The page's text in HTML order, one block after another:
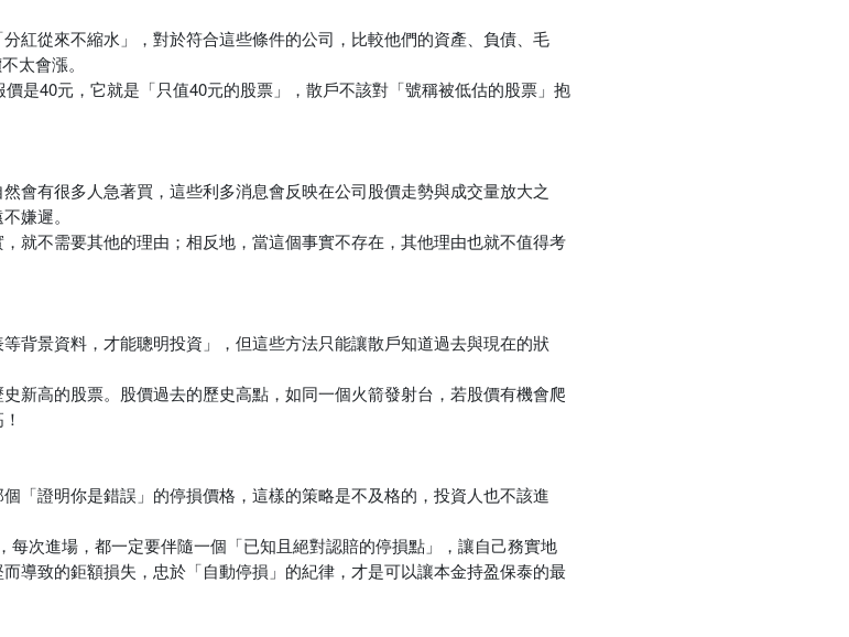
紅從來不縮水」，對於符合這些條件的公司，比較他們的資產、負債、毛
太會漲。
是40元，它就是「只值40元的股票」，散戶不該對「號稱被低估的股票」抱
會有很多人急著買，這些利多消息會反映在公司股價走勢與成交量放大之
嫌遲。
就不需要其他的理由；相反地，當這個事實不存在，其他理由也就不值得考
背景資料，才能聰明投資」，但這些方法只能讓散戶知道過去與現在的狀
新高的股票。股價過去的歷史高點，如同一個火箭發射台，若股價有機會爬
「證明你是錯誤」的停損價格，這樣的策略是不及格的，投資人也不該進
每次進場，都一定要伴隨一個「已知且絕對認賠的停損點」，讓自己務實地
導致的鉅額損失，忠於「自動停損」的紀律，才是可以讓本金持盈保泰的最